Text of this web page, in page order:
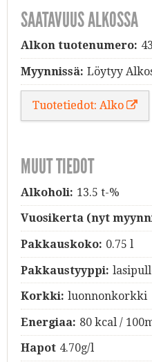
SAATAVUUS ALKOSSA
Alkon tuotenumero:
Myynnissä: Löytyy
Tuotetiedot: Alko
MUUT TIEDOT
Alkoholi: 13.5 t-%
Vuosikerta (nyt
Pakkauskoko: 0.75 l
Pakkaustyyppi:
Korkki: luonnonkorkki
Energiaa: 80 kcal /
Hapot 4.70g/l